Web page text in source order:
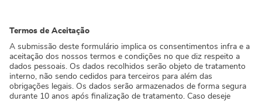
Termos de Aceitação
A submissão deste formulário implica os consentimentos infra e a
aceitação dos nossos termos e condições no que diz respeito a
dados pessoais. Os dados recolhidos serão objeto de tratamento
interno, não sendo cedidos para terceiros para além das
obrigações legais. Os dados serão armazenados de forma segura
durante 10 anos após finalização de tratamento. Caso deseje